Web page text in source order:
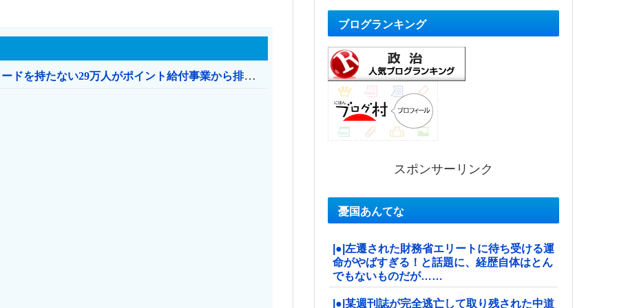
共産党「これは酷い…京都市でマイナンバーカードを持たない29万人がポイント給付事業から排除された」
ブログランキング
スポンサーリンク
憂国あんてな
|●|左遷された財務省エリートに待ち受ける運
命がやばすぎる！と話題に、経歴自体はとん
でもないものだが……
|●|某週刊誌が完全逃亡して取り残された中道